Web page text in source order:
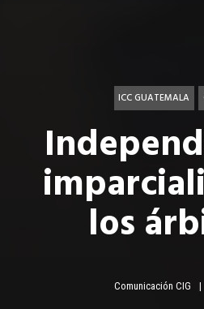
ICC GUATEMALA
los
Comunicación CIG